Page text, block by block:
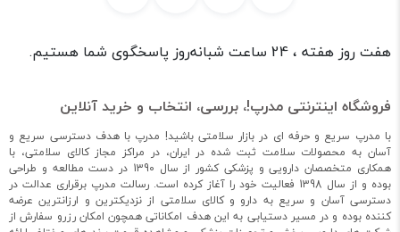
هفت روز هفته ، 24 ساعت شبانه‌روز پاسخگوی شما هستیم.
فروشگاه اینترنتی مدرپ!، بررسی، انتخاب و خرید آنلاین
با مدرپ سریع و حرفه ای در بازار سلامتی باشید! مدرپ با هدف دسترسی سریع و
آسان به محصولات سلامت ثبت شده در ایران، در مراکز مجاز کالای سلامتی، با
همکاری متخصصان دارویی و پزشکی کشور از سال 1390 در دست مطالعه و طراحی
بوده و از سال 1398 فعالیت خود را آغاز کرده است. رسالت مدرپ برقراری عدالت در
دسترسی آسان و سریع به دارو و کالای سلامتی از نزدیکترین و ارزانترین عرضه
کننده بوده و در مسیر دستیابی به این هدف امکاناتی همچون امکان رزرو سفارش از